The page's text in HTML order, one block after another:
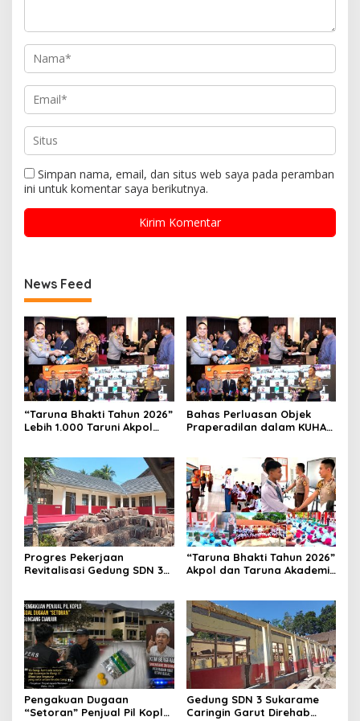
Simpan nama, email, dan situs web saya pada peramban
ini untuk komentar saya berikutnya.
News Feed
“Taruna Bhakti Tahun 2026”
Lebih 1.000 Taruni Akpol
Rakyat
Bahas Perluasan Objek
Praperadilan dalam KUHAP
Progres Pekerjaan
Revitalisasi Gedung SDN 3
“Taruna Bhakti Tahun 2026”
Akpol dan Taruna Akademi
Pengakuan Dugaan
“Setoran” Penjual Pil Koplo
Gedung SDN 3 Sukarame
Caringin Garut Direhab